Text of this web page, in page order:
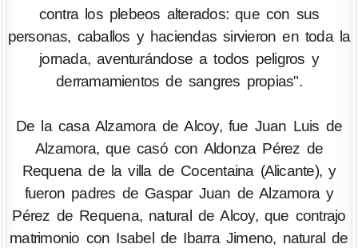
contra los plebeos alterados: que con sus
personas, caballos y haciendas sirvieron en toda la
jornada, aventurándose a todos peligros y
derramamientos de sangres propias".
De la casa Alzamora de Alcoy, fue Juan Luis de
Alzamora, que casó con Aldonza Pérez de
Requena de la villa de Cocentaina (Alicante), y
fueron padres de Gaspar Juan de Alzamora y
Pérez de Requena, natural de Alcoy, que contrajo
matrimonio con Isabel de Ibarra Jimeno, natural de